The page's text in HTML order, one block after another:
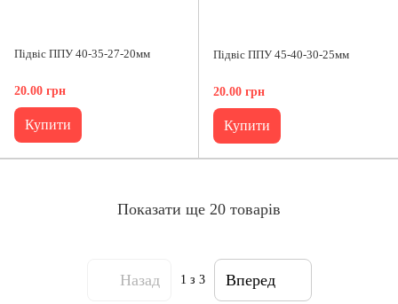
Підвіс ППУ 40-35-27-20мм
20.00 грн
Купити
Підвіс ППУ 45-40-30-25мм
20.00 грн
Купити
Показати ще 20 товарів
Назад 1 з 3 Вперед